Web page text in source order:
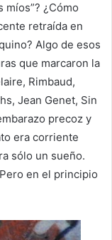
¿Cómo
retraída en
Algo de esos
que marcaron la
Rimbaud,
Jean Genet, Sin
precoz y
era corriente
sólo un sueño.
en el principio